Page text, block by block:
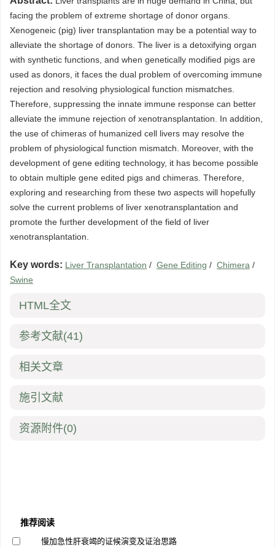
facing the problem of extreme shortage of donor organs.
Xenogeneic (pig) liver transplantation may be a potential way to
alleviate the shortage of donors. The liver is a detoxifying organ
with synthetic functions, and when genetically modified pigs are
used as donors, it faces the dual problem of overcoming immune
rejection and resolving physiological function mismatches.
Therefore, suppressing the innate immune response can better
alleviate the immune rejection of xenotransplantation. In addition,
the use of chimeras of humanized cell livers may resolve the
problem of physiological function mismatch. Moreover, with the
development of gene editing technology, it has become possible
to obtain multiple gene edited pigs and chimeras. Therefore,
exploring and researching from these two aspects will hopefully
solve the current problems of liver xenotransplantation and
promote the further development of the field of liver
xenotransplantation.
Key words: Liver Transplantation / Gene Editing / Chimera /
Swine
HTML全文
参考文献(41)
相关文章
施引文献
资源附件(0)
推荐阅读
慢加急性肝衰竭的证候演变及证治思路